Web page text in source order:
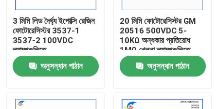
3 মিমি লিড দৈর্ঘ্য ইপোক্সি রেজিন
ফোটোরেসিস্টর 3537-1
3537-2 100VDC
ল্যাম্পগুলিতে
অনুসন্ধান পাঠান
20 মিমি ফোটোরেসিস্টর GM
20516 500VDC 5-
10KΩ অন্ধকার প্রতিরোধ
1MΩ খেলনা ল্যাম্পগুলিতে
অনুসন্ধান পাঠান